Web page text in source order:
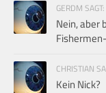
GERDM SAGT:
Nein, aber
CHRISTIAN
Kein Nick?